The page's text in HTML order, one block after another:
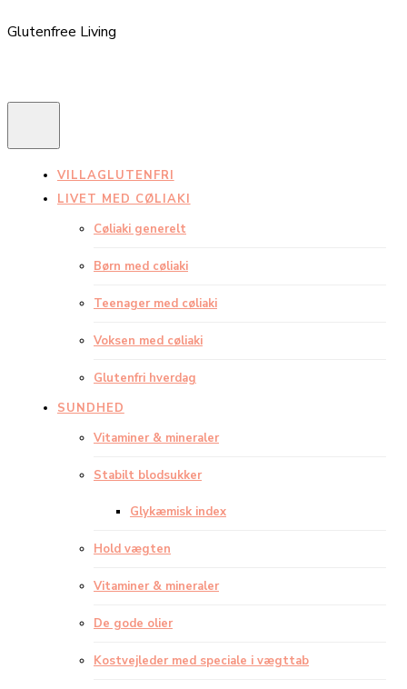
Glutenfree Living
VILLAGLUTENFRI
LIVET MED CØLIAKI
Cøliaki generelt
Børn med cøliaki
Teenager med cøliaki
Voksen med cøliaki
Glutenfri hverdag
SUNDHED
Vitaminer & mineraler
Stabilt blodsukker
Glykæmisk index
Hold vægten
Vitaminer & mineraler
De gode olier
Kostvejleder med speciale i vægttab